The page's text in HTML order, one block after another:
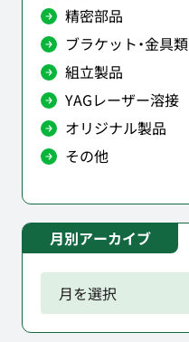
精密部品
ブラケット・金具類
組立製品
YAGレーザー溶接
オリジナル製品
その他
月別アーカイブ